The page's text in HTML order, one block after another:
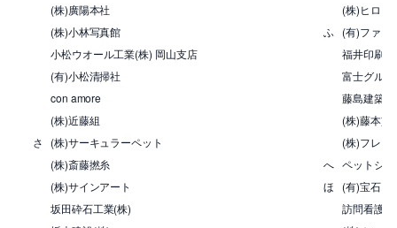
(株)廣陽本社
(株)ヒロタ
(株)小林写真館
ふ
(有)ファイ
小松ウオール工業(株) 岡山支店
福井印刷(
(有)小松清掃社
富士グル
con amore
藤島建築
(株)近藤組
(株)藤本塗
さ
(株)サーキュラーペット
(株)フレッ
(株)斎藤撚糸
へ ペットシ
(株)サインアート
ほ
(有)宝石お
坂田砕石工業(株)
訪問看護